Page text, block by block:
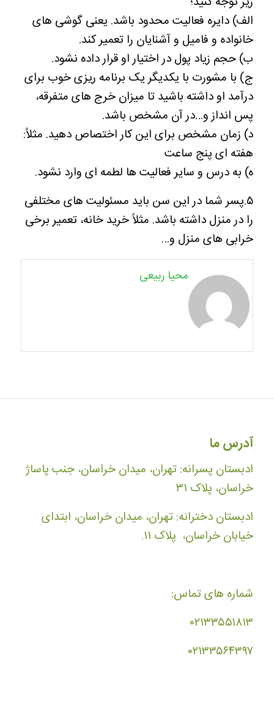
الف) دایره فعالیت محدود باشد. یعنی گوشی های
خانواده و فامیل و آشنایان را تعمیر کند.
ب) حجم زیاد پول در اختیار او قرار داده نشود.
ج) با مشورت با یکدیگر یک برنامه ریزی خوب برای
درآمد او داشته باشید تا میزان خرج های متفرقه،
پس انداز و…در آن مشخص باشد.
د) زمان مشخص برای این کار اختصاص دهید. مثلاً:
هفته ای پنج ساعت
ه) به درس و سایر فعالیت ها لطمه ای وارد نشود.
۵.پسر شما در این سن باید مسئولیت های مختلفی
را در منزل داشته باشد. مثلاً خرید خانه، تعمیر برخی
خرابی های منزل و…
محیا ربیعی
آدرس ما
ادبستان پسرانه: تهران، میدان خراسان، جنب پاساژ
خراسان، پلاک ۳۱
ادبستان دخترانه: تهران، میدان خراسان، ابتدای
خیابان خراسان، پلاک ۱۱.
شماره های تماس:
۰۲۱۳۳۵۵۱۸۱۳
۰۲۱۳۳۵۶۴۳۹۷